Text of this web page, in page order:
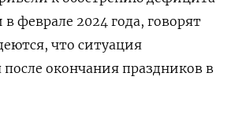
феврале 2024 года, говорят
что ситуация
окончания праздников в